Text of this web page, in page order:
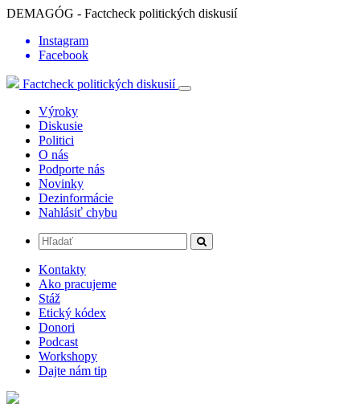
DEMAGÓG - Factcheck politických diskusií
Instagram
Facebook
Factcheck politických diskusií
Výroky
Diskusie
Politici
O nás
Podporte nás
Novinky
Dezinformácie
Nahlásiť chybu
Kontakty
Ako pracujeme
Stáž
Etický kódex
Donori
Podcast
Workshopy
Dajte nám tip